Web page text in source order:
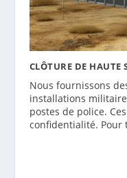
CLÔTURE DE HAUTE
Nous fournissons
installations
postes de police.
confidentialité. Pour